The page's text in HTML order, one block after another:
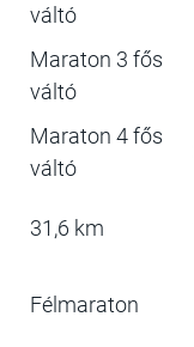
váltó
Maraton 3 fős
váltó
Maraton 4 fős
váltó
31,6 km
Félmaraton